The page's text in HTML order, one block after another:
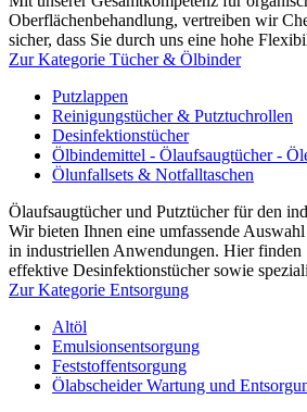
Oberflächenbehandlung, vertreiben wir
sicher, dass Sie durch uns eine hohe
Zur Kategorie Tücher & Ölbinder
Putzlappen
Reinigungstücher & Putztuchrollen
Desinfektionstücher
Ölbindemittel - Ölaufsaugtücher -
Ölunfallsets & Notfalltaschen
Ölaufsaugtücher und Putztücher für den
Wir bieten Ihnen eine umfassende
in industriellen Anwendungen. Hier finden
effektive Desinfektionstücher sowie
Zur Kategorie Entsorgung
Altöl
Emulsionsentsorgung
Feststoffentsorgung
Ölabscheider Wartung und